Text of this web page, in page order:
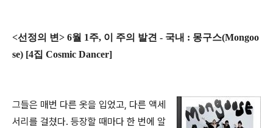
<선정의 변> 6월 1주, 이 주의 발견 - 국내 : 몽구스(Mongoo
se) [4집 Cosmic Dancer]
그들은 매번 다른 옷을 입었고, 다른 액세
서리를 걸쳤다. 등장할 때마다 한 번에 알